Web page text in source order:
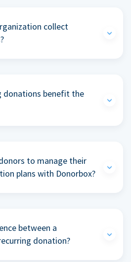
collect
donations benefit the
to manage their
plans with Donorbox?
between a
donation?